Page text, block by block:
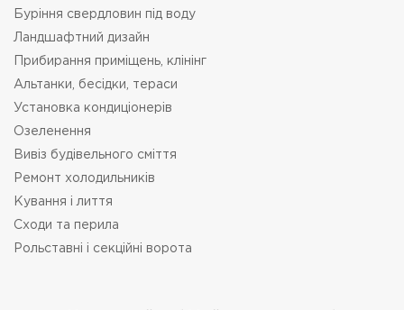
Буріння свердловин під воду
Ландшафтний дизайн
Прибирання приміщень, клінінг
Альтанки, бесідки, тераси
Установка кондиціонерів
Озеленення
Вивіз будівельного сміття
Ремонт холодильників
Кування і лиття
Сходи та перила
Рольставні і секційні ворота